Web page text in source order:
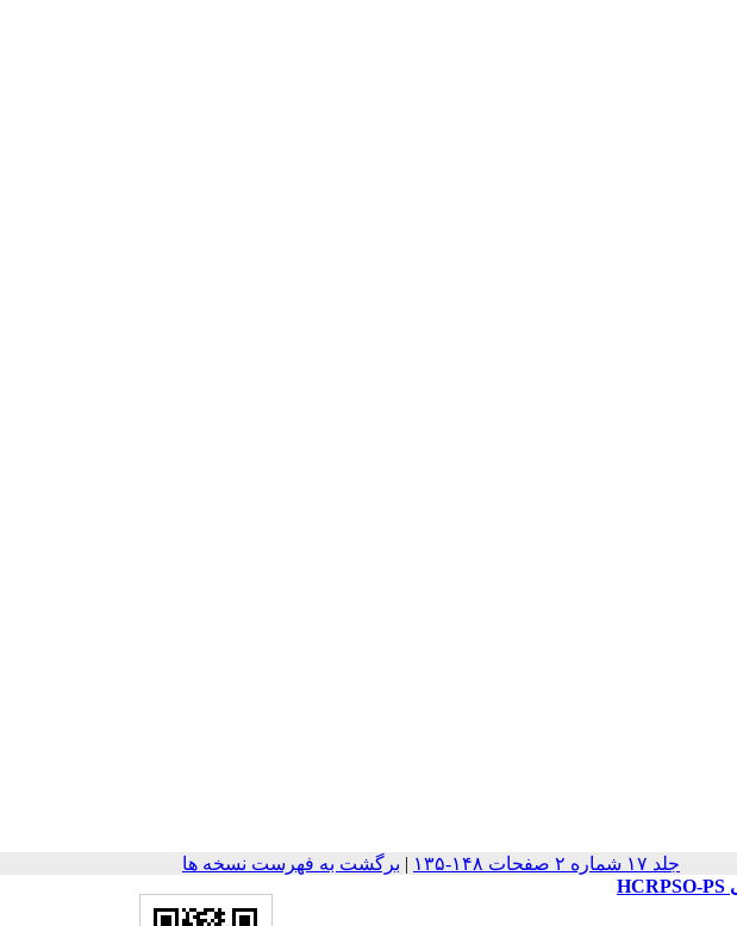
جلد ۱۷ شماره ۲ صفحات ۱۴۸-۱۳۵ | برگشت به فهرست نسخه ها